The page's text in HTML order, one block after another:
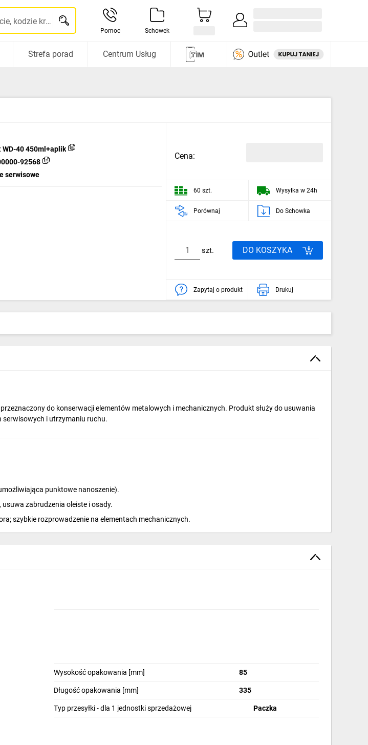
Szukaj po nazwie, indeksie, producencie, kodzie kreskowym...
Pomoc Schowek
Strefa porad Centrum Usług
WD-40 450ml+aplik
92568
serwisowe
Cena:
60 szt. Wysyłka w 24h
Porównaj Do Schowka
szt. DO KOSZYKA
Zapytaj o produkt Drukuj
do konserwacji elementów metalowych i mechanicznych. Produkt służy do usuwania
serwisowych i utrzymaniu ruchu.
punktowe nanoszenie).
zabrudzenia oleiste i osady.
szybkie rozprowadzenie na elementach mechanicznych.
w trudno dostępnych miejscach dzięki aplikatorowi.
przy odłączonym zasilaniu).
narzędzi i urządzeń.
Wysokość opakowania [mm] 85
Długość opakowania [mm] 335
Typ przesyłki - dla 1 jednostki sprzedażowej Paczka